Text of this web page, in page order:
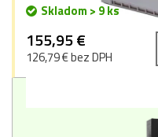
Skladom > 9 ks
155,95 €
126,79 € bez DPH